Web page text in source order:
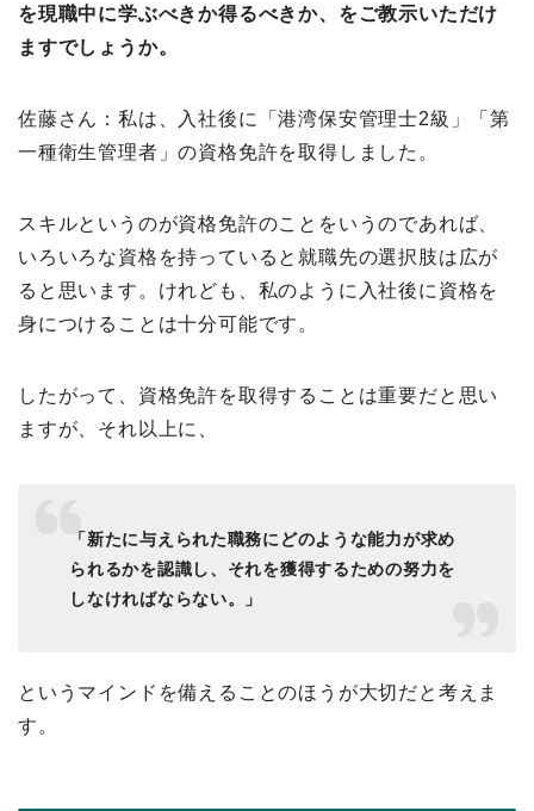
を現職中に学ぶべきか得るべきか、をご教示いただけ
ますでしょうか。
佐藤さん：私は、入社後に「港湾保安管理士2級」「第
一種衛生管理者」の資格免許を取得しました。
スキルというのが資格免許のことをいうのであれば、
いろいろな資格を持っていると就職先の選択肢は広が
ると思います。けれども、私のように入社後に資格を
身につけることは十分可能です。
したがって、資格免許を取得することは重要だと思い
ますが、それ以上に、
「新たに与えられた職務にどのような能力が求め
られるかを認識し、それを獲得するための努力を
しなければならない。」
というマインドを備えることのほうが大切だと考えま
す。